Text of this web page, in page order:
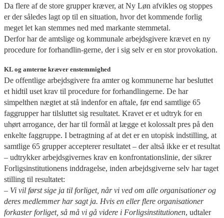
Da flere af de store grupper kræver, at Ny Løn afvikles og stoppes
er der således lagt op til en situation, hvor det kommende forlig
meget let kan stemmes ned med markante stemmetal.
Derfor har de amtslige og kommunale arbejdsgivere krævet en ny
procedure for forhandlin-gerne, der i sig selv er en stor provokation.
KL og amterne kræver enstemmighed
De offentlige arbejdsgivere fra amter og kommunerne har besluttet
et hidtil uset krav til procedure for forhandlingerne. De har
simpelthen nægtet at stå indenfor en aftale, før end samtlige 65
faggrupper har tilsluttet sig resultatet. Kravet er et udtryk for en
uhørt arrogance, der har til formål at lægge et kolossalt pres på den
enkelte faggruppe. I betragtning af at det er en utopisk indstilling, at
samtlige 65 grupper accepterer resultatet – der altså ikke er et resultat
– udtrykker arbejdsgivernes krav en konfrontationslinie, der sikrer
Forligsinstitutionens inddragelse, inden arbejdsgiverne selv har taget
stilling til resultatet:
– Vi vil først sige ja til forliget, når vi ved om alle organisationer og
deres medlemmer har sagt ja. Hvis en eller flere organisationer
forkaster forliget, så må vi gå videre i Forligsinstitutionen, udtaler